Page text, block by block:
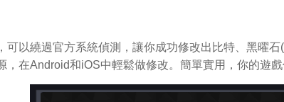
可以繞過官方系統偵測，讓你成功修改出比特、黑曜石(
，在Android和iOS中輕鬆做修改。簡單實用，你的遊